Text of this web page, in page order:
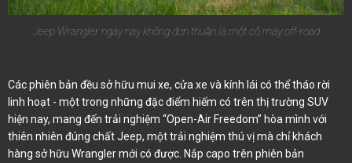
Jeep Wrangler ngày nay không đơn thuần là một cỗ máy off-road
Các phiên bản đều sở hữu mui xe, cửa xe và kính lái có thể tháo rời
linh hoạt - một trong những đặc điểm hiếm có trên thị trường SUV
hiện nay, mang đến trải nghiệm “Open-Air Freedom’’ hòa mình với
thiên nhiên đúng chất Jeep, một trải nghiệm thú vị mà chỉ khách
hàng sở hữu Wrangler mới có được. Nắp capo trên phiên bản